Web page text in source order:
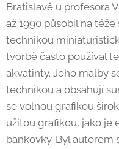
Bratislavě u profesora
až 1990 působil na
technikou
tvorbě často používal
akvatinty. Jeho malby
technikou a obsahují
se volnou grafikou
užitou grafikou, jako je
bankovky. Byl autorem